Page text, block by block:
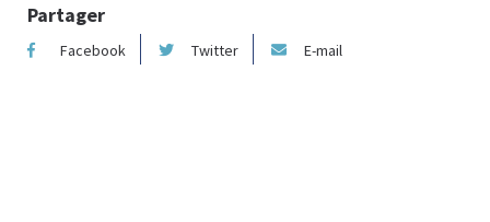
Partager
Facebook Twitter E-mail